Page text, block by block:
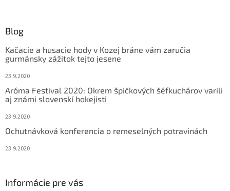
Blog
Kačacie a husacie hody v Kozej bráne vám zaručia
gurmánsky zážitok tejto jesene
23.9.2020
Aróma Festival 2020: Okrem špičkových šéfkuchárov varili
aj známi slovenskí hokejisti
23.9.2020
Ochutnávková konferencia o remeselných potravinách
23.9.2020
Informácie pre vás